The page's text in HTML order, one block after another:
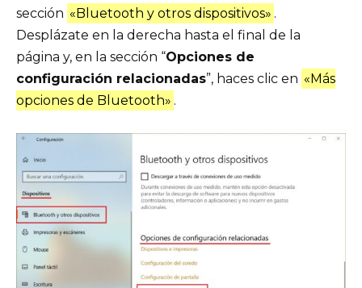
sección «Bluetooth y otros dispositivos» .
Desplázate en la derecha hasta el final de la
página y, en la sección “Opciones de
configuración relacionadas”, haces clic en «Más
opciones de Bluetooth» .